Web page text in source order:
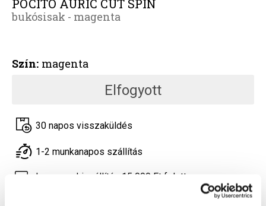
POCITO AURIC CUT SPIN
bukósisak - magenta
Szín: magenta
Elfogyott
30 napos visszaküldés
1-2 munkanapos szállítás
Ingyenes kiszállítás 15 000 Ft felett